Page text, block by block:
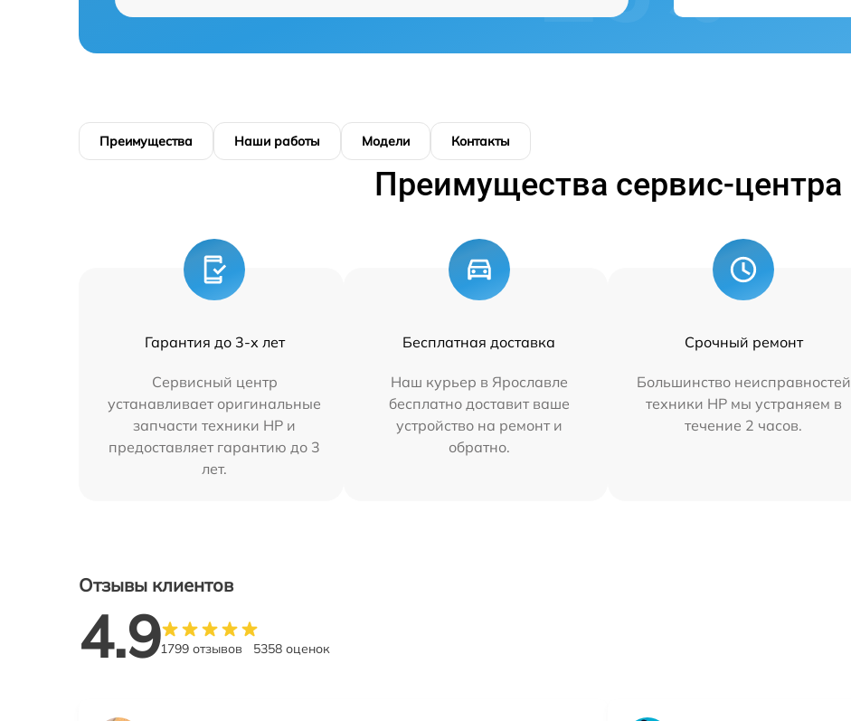
Преимущества Наши работы Модели Контакты
Преимущества сервис-центра
Гарантия до 3-х лет
Сервисный центр
устанавливает оригинальные
запчасти техники HP и
предоставляет гарантию до 3
лет.
Бесплатная доставка
Наш курьер в Ярославле
бесплатно доставит ваше
устройство на ремонт и
обратно.
Срочный ремонт
Большинство неисправностей
техники HP мы устраняем в
течение 2 часов.
Отзывы клиентов
4.91799 отзывов 5358 оценок